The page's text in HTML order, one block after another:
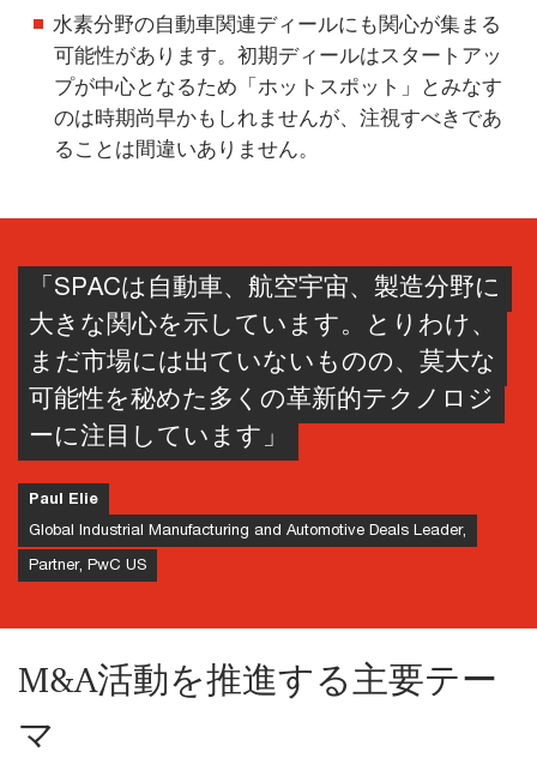
水素分野の自動車関連ディールにも関心が集まる
可能性があります。初期ディールはスタートアッ
プが中心となるため「ホットスポット」とみなす
のは時期尚早かもしれませんが、注視すべきであ
ることは間違いありません。
「SPACは自動車、航空宇宙、製造分野に
大きな関心を示しています。とりわけ、
まだ市場には出ていないものの、莫大な
可能性を秘めた多くの革新的テクノロジ
ーに注目しています」
Paul Elie
Global Industrial Manufacturing and Automotive Deals Leader,
Partner, PwC US
M&A活動を推進する主要テー
マ